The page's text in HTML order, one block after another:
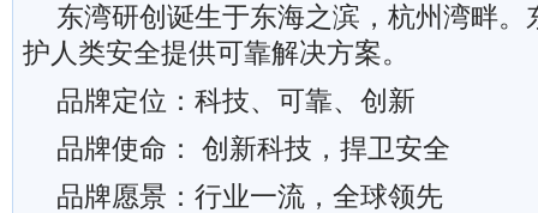
东湾研创诞生于东海之滨，杭州湾畔。
护人类安全提供可靠解决方案。
品牌定位：科技、可靠、创新
品牌使命： 创新科技，捍卫安全
品牌愿景：行业一流，全球领先